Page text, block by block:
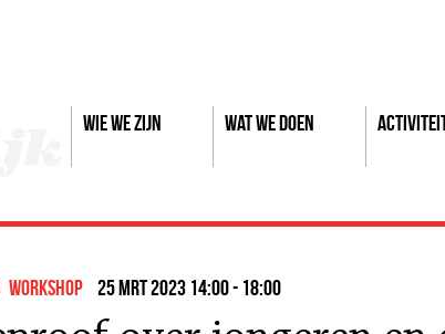
Wie we zijn Wat we doen
workshop 25 mrt 2023 14:00 - 18:00